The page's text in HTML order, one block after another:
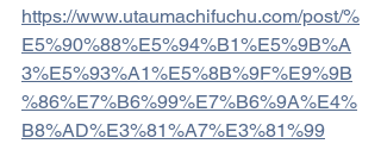
https://www.utaumachifuchu.com/post/%
E5%90%88%E5%94%B1%E5%9B%A
3%E5%93%A1%E5%8B%9F%E9%9B
%86%E7%B6%99%E7%B6%9A%E4%
B8%AD%E3%81%A7%E3%81%99